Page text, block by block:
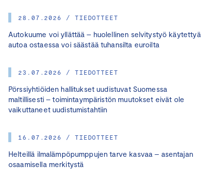
28.07.2026 / TIEDOTTEET
Autokuume voi yllättää – huolellinen selvitystyö käytettyä
autoa ostaessa voi säästää tuhansilta euroilta
23.07.2026 / TIEDOTTEET
Pörssiyhtiöiden hallitukset uudistuvat Suomessa
maltillisesti – toimintaympäristön muutokset eivät ole
vaikuttaneet uudistumistahtiin
16.07.2026 / TIEDOTTEET
Helteillä ilmalämpöpumppujen tarve kasvaa – asentajan
osaamisella merkitystä